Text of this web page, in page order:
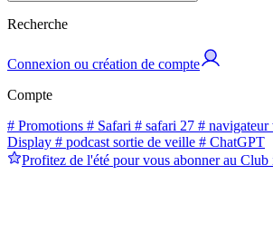
Recherche
Connexion ou création de compte
Compte
# Promotions # Safari # safari 27 # navigateur
Display # podcast sortie de veille # ChatGPT
Profitez de l'été pour vous abonner au Club